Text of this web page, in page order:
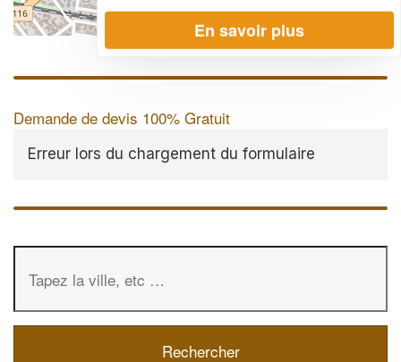
| Map data ©OpenStreetMap contributors,
Demande de devis 100% Gratuit
Erreur lors du chargement du formulaire
En savoir plus